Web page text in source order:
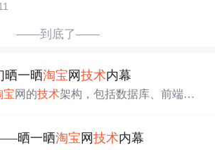
——到底了——
晒一晒淘宝 网技术内幕
宝网的技术架构，包括数据库、前端设
用的内部自主 开发框架以及开源框
晒一晒淘宝 网技术内幕